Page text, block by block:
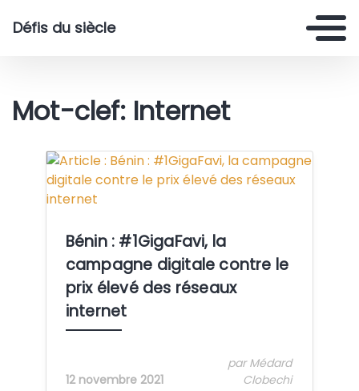
Défis du siècle
Mot-clef: Internet
Bénin : #1GigaFavi, la
campagne digitale contre le
prix élevé des réseaux
internet
12 novembre 2021
par Médard
Clobechi